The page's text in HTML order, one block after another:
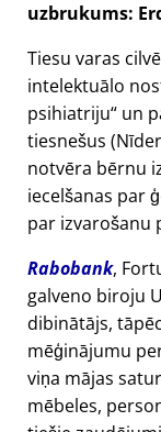
uzbrukums:
Tiesu varas
intelektuālo
psihiatriju un
tiesnešus
notvēra bērnu
iecelšanas par
par izvarošanu
Rabobank,
galveno biroju
dibinātājs,
mēģinājumu
viņa mājas
mēbeles,